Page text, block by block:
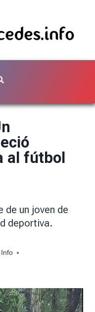
al fútbol
de un joven de
deportiva.